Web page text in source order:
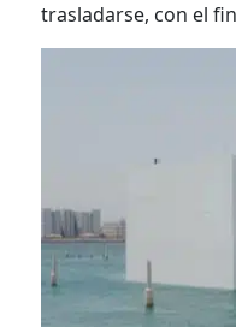
trasladarse, con el